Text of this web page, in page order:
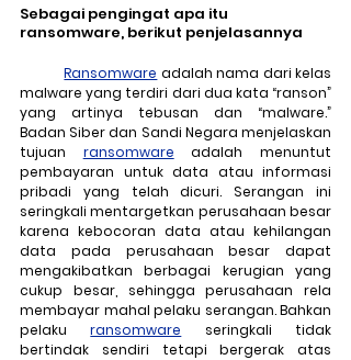
Sebagai pengingat apa itu
ransomware, berikut penjelasannya
Ransomware adalah nama dari kelas
malware yang terdiri dari dua kata “ranson”
yang artinya tebusan dan “malware.”
Badan Siber dan Sandi Negara menjelaskan
tujuan ransomware adalah menuntut
pembayaran untuk data atau informasi
pribadi yang telah dicuri. Serangan ini
seringkali mentargetkan perusahaan besar
karena kebocoran data atau kehilangan
data pada perusahaan besar dapat
mengakibatkan berbagai kerugian yang
cukup besar, sehingga perusahaan rela
membayar mahal pelaku serangan. Bahkan
pelaku ransomware seringkali tidak
bertindak sendiri tetapi bergerak atas